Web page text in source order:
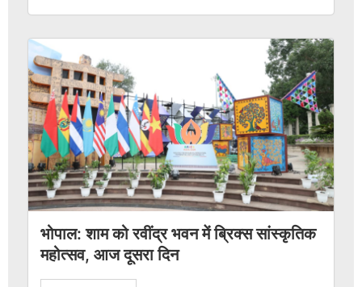
भोपाल: शाम को रवींद्र भवन में ब्रिक्स सांस्कृतिक
महोत्सव, आज दूसरा दिन